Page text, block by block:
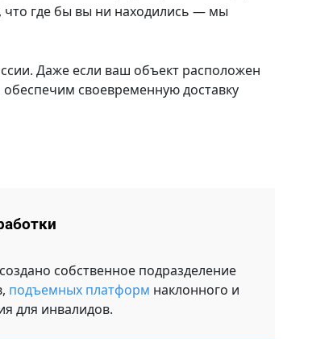
что где бы вы ни находились — мы
Даже если ваш объект расположен
своевременную доставку
собственное подразделение
подъемных платформ наклонного и
для инвалидов.